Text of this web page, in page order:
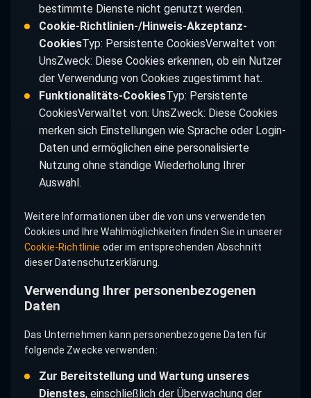
bestimmte Dienste nicht genutzt werden.
Cookie-Richtlinien-/Hinweis-Akzeptanz-
CookiesTyp: Persistente CookiesVerwaltet von:
UnsZweck: Diese Cookies erkennen, ob ein Nutzer
der Verwendung von Cookies zugestimmt hat.
Funktionalitäts-CookiesTyp: Persistente
CookiesVerwaltet von: UnsZweck: Diese Cookies
merken sich Einstellungen wie Sprache oder Login-
Daten und ermöglichen eine personalisierte
Nutzung ohne ständige Wiederholung Ihrer
Auswahl.
Weitere Informationen über die von uns verwendeten
Cookies und Ihre Wahlmöglichkeiten finden Sie in unserer
Cookie-Richtlinie oder im entsprechenden Abschnitt
dieser Datenschutzerklärung.
Verwendung Ihrer personenbezogenen
Daten
Das Unternehmen kann personenbezogene Daten für
folgende Zwecke verwenden:
Zur Bereitstellung und Wartung unseres
Dienstes, einschließlich der Überwachung der